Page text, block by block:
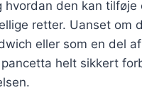
hvordan den kan tilføje
retter. Uanset om
eller som en del
helt sikkert